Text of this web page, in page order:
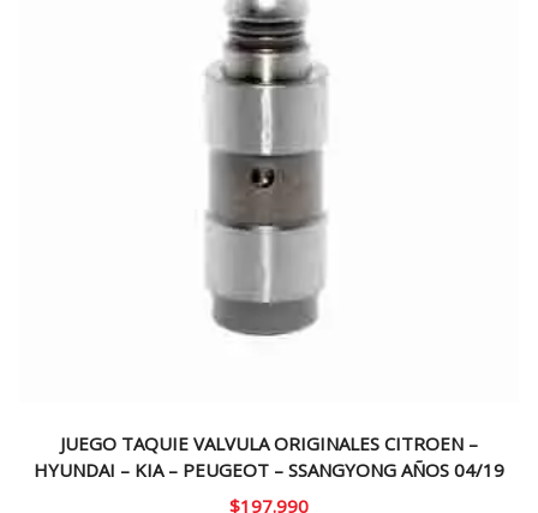
JUEGO TAQUIE VALVULA ORIGINALES CITROEN –
HYUNDAI – KIA – PEUGEOT – SSANGYONG AÑOS 04/19
$197.990